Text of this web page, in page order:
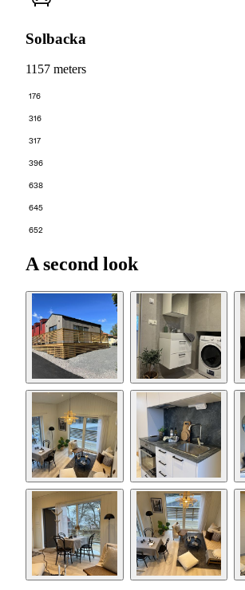
Solbacka
1157 meters
176
316
317
396
638
645
652
A second look